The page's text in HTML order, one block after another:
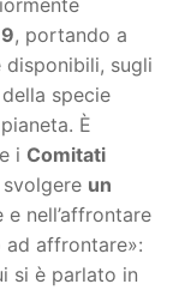
, portando a
disponibili, sugli
specie
È
i Comitati
un
nell’affrontare
affrontare»:
si è parlato in